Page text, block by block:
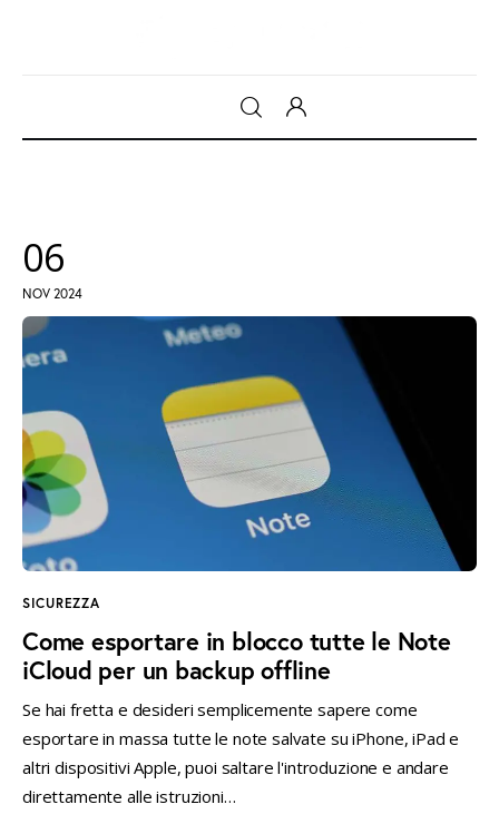
Intrattenimento
Web Log
x
06
NOV 2024
SICUREZZA
Come esportare in blocco tutte le Note
iCloud per un backup offline
Se hai fretta e desideri semplicemente sapere come
esportare in massa tutte le note salvate su iPhone, iPad e
altri dispositivi Apple, puoi saltare l'introduzione e andare
direttamente alle istruzioni…